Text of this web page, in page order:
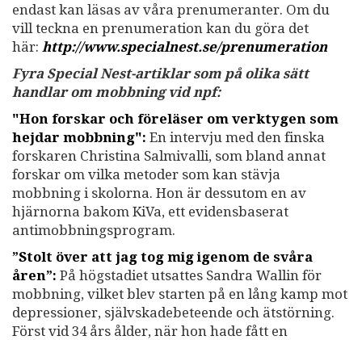
endast kan läsas av våra prenumeranter. Om du
vill teckna en prenumeration kan du göra det
här: http://www.specialnest.se/prenumeration
Fyra Special Nest-artiklar som på olika sätt
handlar om mobbning vid npf:
"Hon forskar och föreläser om verktygen som
hejdar mobbning": En intervju med den finska
forskaren Christina Salmivalli, som bland annat
forskar om vilka metoder som kan stävja
mobbning i skolorna. Hon är dessutom en av
hjärnorna bakom KiVa, ett evidensbaserat
antimobbningsprogram.
”Stolt över att jag tog mig igenom de svåra
åren”: På högstadiet utsattes Sandra Wallin för
mobbning, vilket blev starten på en lång kamp mot
depressioner, självskadebeteende och ätstörning.
Först vid 34 års ålder, när hon hade fått en